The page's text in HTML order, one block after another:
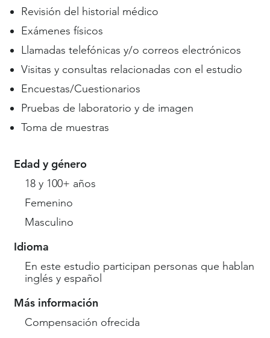
Revisión del historial médico
Exámenes físicos
Llamadas telefónicas y/o correos electrónicos
Visitas y consultas relacionadas con el estudio
Encuestas/Cuestionarios
Pruebas de laboratorio y de imagen
Toma de muestras
Edad y género
18 y 100+ años
Femenino
Masculino
Idioma
En este estudio participan personas que hablan
inglés y español
Más información
Compensación ofrecida